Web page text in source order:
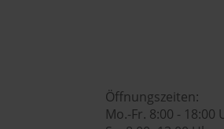
Öffnungszeiten:
Mo.-Fr. 8:00 - 18:00